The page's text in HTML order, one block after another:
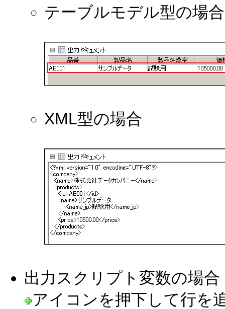
テーブルモデル型の場合
XML型の場合
出力スクリプト変数の場合
アイコンを押下して行を